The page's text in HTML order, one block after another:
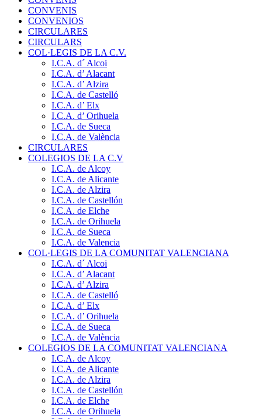
CONVENIS
CONVENIOS
CIRCULARES
CIRCULARS
COL·LEGIS DE LA C.V.
I.C.A. d´ Alcoi
I.C.A. d’ Alacant
I.C.A. d’ Alzira
I.C.A. de Castelló
I.C.A. d’ Elx
I.C.A. d’ Orihuela
I.C.A. de Sueca
I.C.A. de València
CIRCULARES
COLEGIOS DE LA C.V
I.C.A. de Alcoy
I.C.A. de Alicante
I.C.A. de Alzira
I.C.A. de Castellón
I.C.A. de Elche
I.C.A. de Orihuela
I.C.A. de Sueca
I.C.A. de Valencia
COL·LEGIS DE LA COMUNITAT VALENCIANA
I.C.A. d´ Alcoi
I.C.A. d’ Alacant
I.C.A. d’ Alzira
I.C.A. de Castelló
I.C.A. d’ Elx
I.C.A. d’ Orihuela
I.C.A. de Sueca
I.C.A. de València
COLEGIOS DE LA COMUNITAT VALENCIANA
I.C.A. de Alcoy
I.C.A. de Alicante
I.C.A. de Alzira
I.C.A. de Castellón
I.C.A. de Elche
I.C.A. de Orihuela